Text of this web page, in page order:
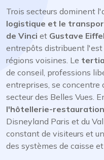
Trois secteurs dominent
logistique et le
de Vinci et Gustave Eiffel
entrepôts distribuent
régions voisines. Le
de conseil, professions
entreprises, se concentre
secteur des Belles Vues.
l'hôtellerie-restauration
Disneyland Paris et du
constant de visiteurs et
des systèmes de caisse